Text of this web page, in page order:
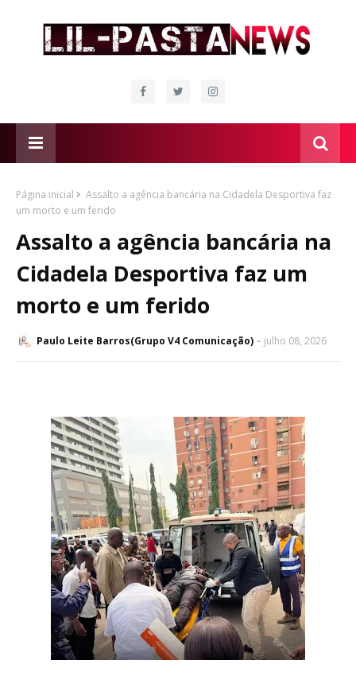
Página inicial
Assalto a agência bancária na Cidadela Desportiva faz
um morto e um ferido
Assalto a agência bancária na
Cidadela Desportiva faz um
morto e um ferido
Paulo Leite Barros(Grupo V4 Comunicação) julho 08, 2026